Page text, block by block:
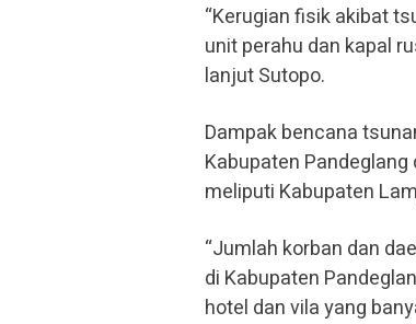
“Kerugian fisik akibat
unit perahu dan kapal
lanjut Sutopo.
Dampak bencana
Kabupaten
meliputi Kabupaten
“Jumlah korban dan
di Kabupaten
hotel dan vila yang